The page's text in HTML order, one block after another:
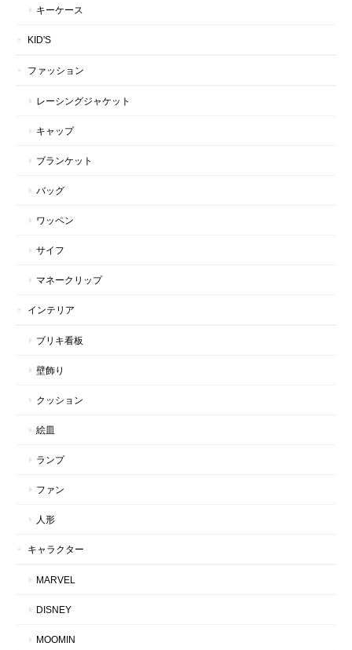
キーケース
KID'S
ファッション
レーシングジャケット
キャップ
ブランケット
バッグ
ワッペン
サイフ
マネークリップ
インテリア
ブリキ看板
壁飾り
クッション
絵皿
ランプ
ファン
人形
キャラクター
MARVEL
DISNEY
MOOMIN